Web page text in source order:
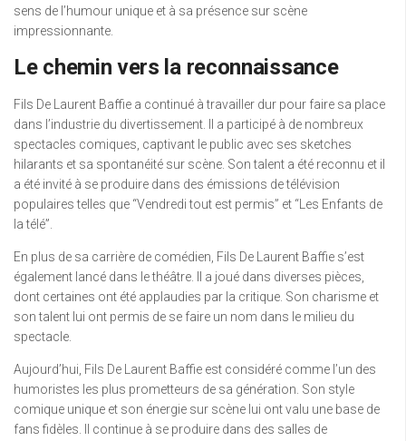
sens de l’humour unique et à sa présence sur scène
impressionnante.
Le chemin vers la reconnaissance
Fils De Laurent Baffie a continué à travailler dur pour faire sa place
dans l’industrie du divertissement. Il a participé à de nombreux
spectacles comiques, captivant le public avec ses sketches
hilarants et sa spontanéité sur scène. Son talent a été reconnu et il
a été invité à se produire dans des émissions de télévision
populaires telles que “Vendredi tout est permis” et “Les Enfants de
la télé”.
En plus de sa carrière de comédien, Fils De Laurent Baffie s’est
également lancé dans le théâtre. Il a joué dans diverses pièces,
dont certaines ont été applaudies par la critique. Son charisme et
son talent lui ont permis de se faire un nom dans le milieu du
spectacle.
Aujourd’hui, Fils De Laurent Baffie est considéré comme l’un des
humoristes les plus prometteurs de sa génération. Son style
comique unique et son énergie sur scène lui ont valu une base de
fans fidèles. Il continue à se produire dans des salles de